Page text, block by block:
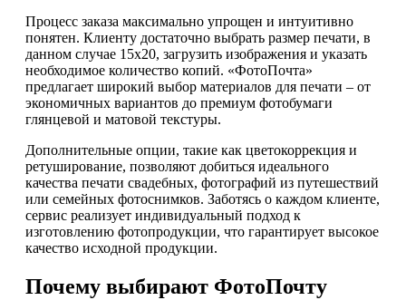
Процесс заказа максимально упрощен и интуитивно
понятен. Клиенту достаточно выбрать размер печати, в
данном случае 15х20, загрузить изображения и указать
необходимое количество копий. «ФотоПочта»
предлагает широкий выбор материалов для печати – от
экономичных вариантов до премиум фотобумаги
глянцевой и матовой текстуры.
Дополнительные опции, такие как цветокоррекция и
ретуширование, позволяют добиться идеального
качества печати свадебных, фотографий из путешествий
или семейных фотоснимков. Заботясь о каждом клиенте,
сервис реализует индивидуальный подход к
изготовлению фотопродукции, что гарантирует высокое
качество исходной продукции.
Почему выбирают ФотоПочту